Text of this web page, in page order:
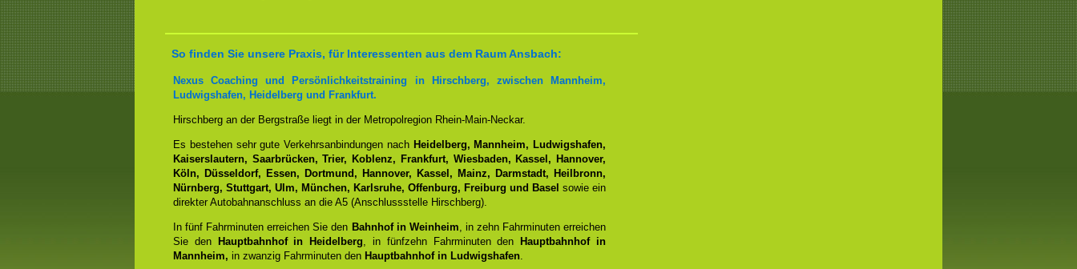
So finden Sie unsere Praxis, für Interessenten aus dem Raum Ansbach:
Nexus Coaching und Persönlichkeitstraining in Hirschberg, zwischen Mannheim,
Ludwigshafen, Heidelberg und Frankfurt.
Hirschberg an der Bergstraße liegt in der Metropolregion Rhein-Main-Neckar.
Es bestehen sehr gute Verkehrsanbindungen nach Heidelberg, Mannheim, Ludwigshafen,
Kaiserslautern, Saarbrücken, Trier, Koblenz, Frankfurt, Wiesbaden, Kassel, Hannover,
Köln, Düsseldorf, Essen, Dortmund, Hannover, Kassel, Mainz, Darmstadt, Heilbronn,
Nürnberg, Stuttgart, Ulm, München, Karlsruhe, Offenburg, Freiburg und Basel sowie ein
direkter Autobahnanschluss an die A5 (Anschlussstelle Hirschberg).
In fünf Fahrminuten erreichen Sie den Bahnhof in Weinheim, in zehn Fahrminuten erreichen
Sie den
Hauptbahnhof in Heidelberg, in fünfzehn Fahrminuten den
Hauptbahnhof in
Mannheim, in zwanzig Fahrminuten den Hauptbahnhof in Ludwigshafen.